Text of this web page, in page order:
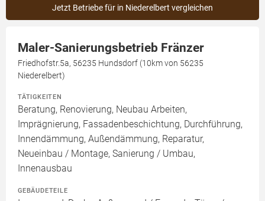
Jetzt Betriebe für in Niederelbert vergleichen
Maler-Sanierungsbetrieb Fränzer
Friedhofstr.5a, 56235 Hundsdorf (10km von 56235
Niederelbert)
TÄTIGKEITEN
Beratung, Renovierung, Neubau Arbeiten,
Imprägnierung, Fassadenbeschichtung, Durchführung,
Innendämmung, Außendämmung, Reparatur,
Neueinbau / Montage, Sanierung / Umbau,
Innenausbau
GEBÄUDETEILE